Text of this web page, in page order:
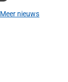
Meer nieuws